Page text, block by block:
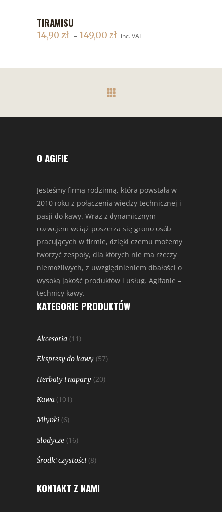
TIRAMISU
14,90 zł – 149,00 zł inc. VAT
O AGIFIE
Jesteśmy firmą rodzinną, która powstała w
2010 roku z połączenia wiedzy technicznej i
pasji do kawy. Wraz z dynamicznym
rozwojem wciąż poszerza się grono osób
pracujących w firmie, dzięki czemu możemy
tworzyć zespoły, dla których nie ma rzeczy
niemożliwych, z uwzględnieniem dbałości o
wysoką jakość produktów i usług. Agifanie –
technicy kawy.
KATEGORIE PRODUKTÓW
Akcesoria (11)
Ekspresy do kawy (57)
Herbaty i napary (20)
Kawa (101)
Młynki (6)
Słodycze (16)
Środki czystości (8)
KONTAKT Z NAMI